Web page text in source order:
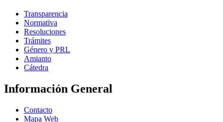
Transparencia
Normativa
Resoluciones
Trámites
Género y PRL
Amianto
Cátedra
Información General
Contacto
Mapa Web